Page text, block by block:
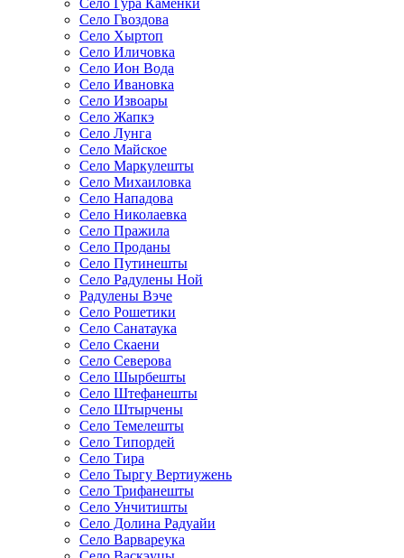
Село Гура Каменки
Село Гвоздова
Село Хыртоп
Село Иличовка
Село Ион Вода
Село Ивановка
Село Извоары
Село Жапкэ
Село Лунга
Село Майское
Село Маркулешты
Село Михаиловка
Село Нападова
Село Николаевка
Село Пражила
Село Проданы
Село Путинешты
Село Радулены Ной
Радулены Вэче
Село Рошетики
Село Санатаука
Село Скаени
Село Северова
Село Шырбешты
Село Штефанешты
Село Штырчены
Село Темелешты
Село Типордей
Село Тира
Село Тыргу Вертиужень
Село Трифанешты
Село Унчитишты
Село Долина Радуайи
Село Варвареука